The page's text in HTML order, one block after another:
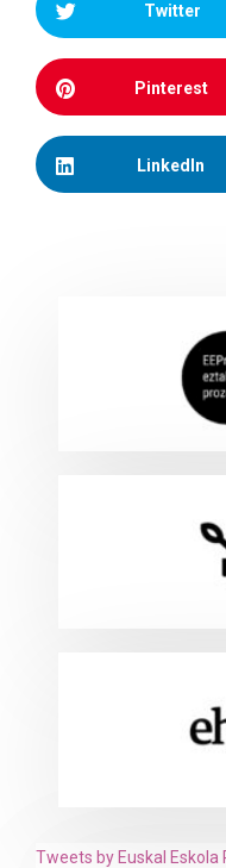
Twitter
Pinterest
LinkedIn
Tweets by Euskal Eskola